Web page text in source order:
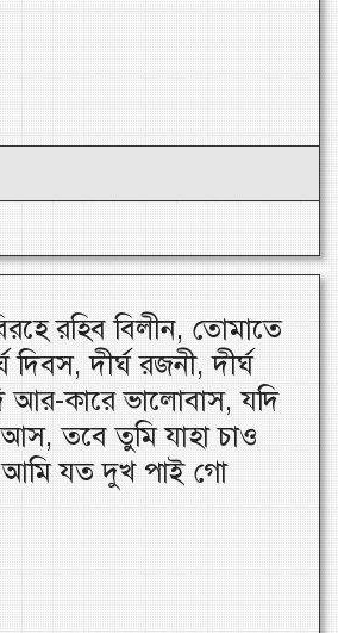
রহিব বিলীন, তোমাতে
দিবস, দীর্ঘ রজনী, দীর্ঘ
আর-কারে ভালোবাস, যদি
তবে তুমি যাহা চাও
আমি যত দুখ পাই গো